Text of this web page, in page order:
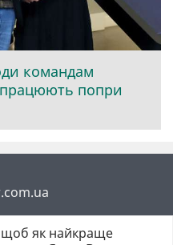
командам
працюють попри
як найкраще